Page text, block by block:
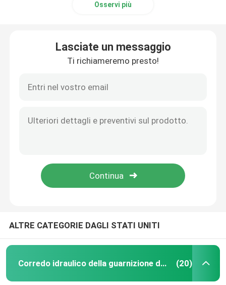
Osservi più
Lasciate un messaggio
Ti richiameremo presto!
ALTRE CATEGORIE DAGLI STATI UNITI
Corredo idraulico della guarnizione dell'interruttore (20)